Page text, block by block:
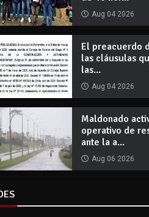
Aug 04 2026
El preacuerdo
las cláusulas
las...
Aug 04 2026
Maldonado
operativo de
ante la a...
Aug 06 2026